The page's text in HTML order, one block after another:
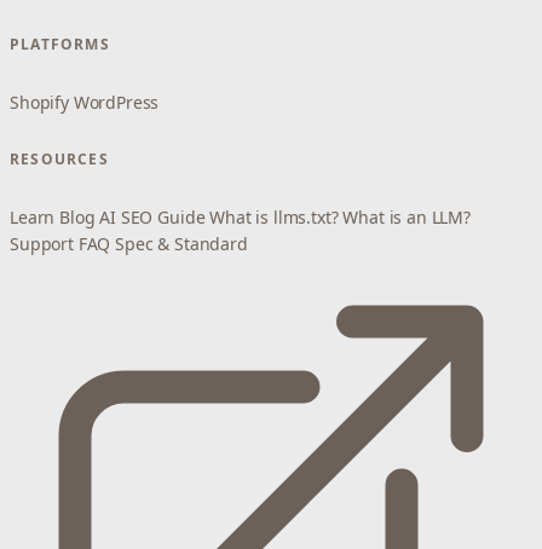
PLATFORMS
Shopify WordPress
RESOURCES
Learn Blog AI SEO Guide What is llms.txt? What is an LLM?
Support FAQ Spec & Standard